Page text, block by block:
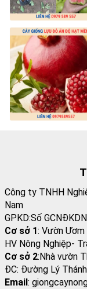
Công ty TNHH
Nam
GPKD:Số
Cơ sở 1: Vườn
HV Nông Nghiệp-
Cơ sở 2:Nhà vườn
ĐC: Đường Lý
Email :